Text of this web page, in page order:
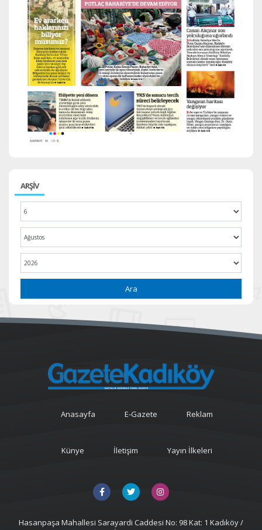
ARŞİV
Ara
Anasayfa E-Gazete Reklam
Künye İletişim Yayın İlkeleri
Hasanpaşa Mahallesi Sarayardi Caddesi No: 98 Kat: 1 Kadıköy /